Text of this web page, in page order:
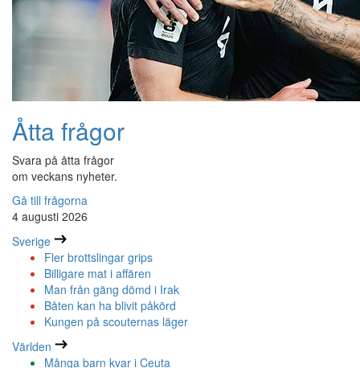
Åtta frågor
Svara på åtta frågor
om veckans nyheter.
Gå till frågorna
4 augusti 2026
Sverige
Fler brottslingar grips
Billigare mat i affären
Man från gäng dömd i Irak
Båten kan ha blivit påkörd
Kungen på scouternas läger
Världen
Många barn kvar i Ceuta